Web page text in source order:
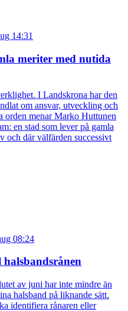
14:31
meriter med nutida
I Landskrona har den
om ansvar, utveckling och
orden menar Marko Huttunen
en stad som lever på gamla
och där välfärden successivt
08:24
av juni har inte mindre än
halsband på liknande sätt.
identifiera rånaren eller